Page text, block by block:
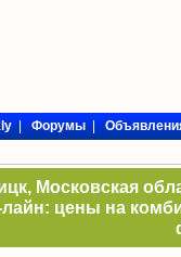
|Форумы|
Московская
цены на